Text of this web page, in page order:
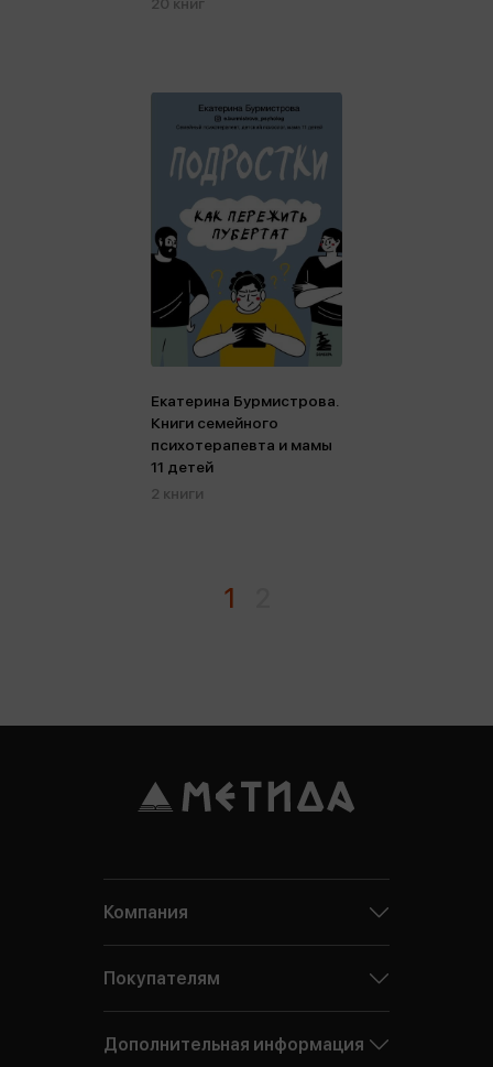
Екатерина Бурмистрова.
Книги семейного
психотерапевта и мамы
11 детей
2 книги
1
Компания
Покупателям
Дополнительная информация